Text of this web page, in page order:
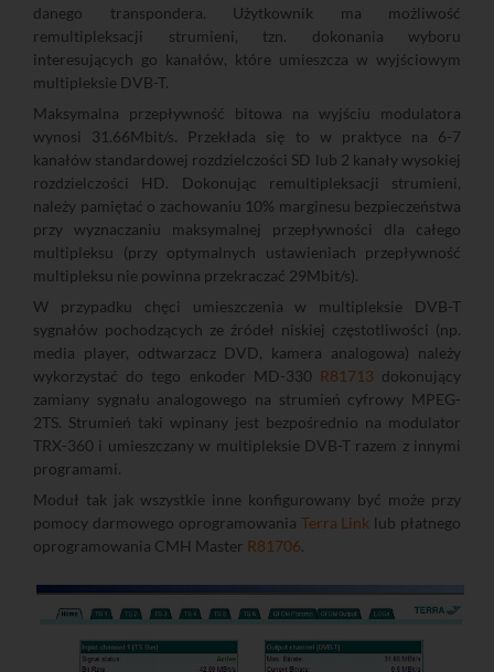
danego transpondera. Użytkownik ma możliwość
remultipleksacji strumieni, tzn. dokonania wyboru
interesujących go kanałów, które umieszcza w wyjściowym
multipleksie DVB-T.
Maksymalna przepływność bitowa na wyjściu modulatora
wynosi 31.66Mbit/s. Przekłada się to w praktyce na 6-7
kanałów standardowej rozdzielczości SD lub 2 kanały wysokiej
rozdzielczości HD. Dokonując remultipleksacji strumieni,
należy pamiętać o zachowaniu 10% marginesu bezpieczeństwa
przy wyznaczaniu maksymalnej przepływności dla całego
multipleksu (przy optymalnych ustawieniach przepływność
multipleksu nie powinna przekraczać 29Mbit/s).
W przypadku chęci umieszczenia w multipleksie DVB-T
sygnałów pochodzących ze źródeł niskiej częstotliwości (np.
media player, odtwarzacz DVD, kamera analogowa) należy
wykorzystać do tego enkoder MD-330 R81713 dokonujący
zamiany sygnału analogowego na strumień cyfrowy MPEG-
2TS. Strumień taki wpinany jest bezpośrednio na modulator
TRX-360 i umieszczany w multipleksie DVB-T razem z innymi
programami.
Moduł tak jak wszystkie inne konfigurowany być może przy
pomocy darmowego oprogramowania Terra Link lub płatnego
oprogramowania CMH Master R81706.